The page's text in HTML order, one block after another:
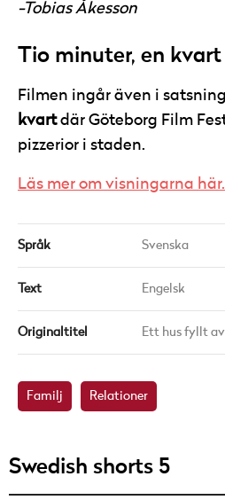
-Tobias Åkesson
Tio minuter, en kvart
Filmen ingår även i
kvartdär Göteborg Film
pizzerior i staden.
Läs mer om visningarna här.
Språk Svenska
Text Engelsk
Originaltitel Ett hus fyllt
Familj Relationer
Swedish shorts 5